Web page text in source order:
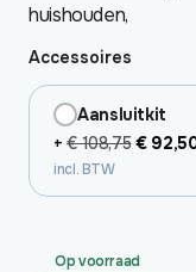
huishouden,
Accessoires
Aansluitkit
+€108,75
was:
€
incl. BTW
Op voorraad